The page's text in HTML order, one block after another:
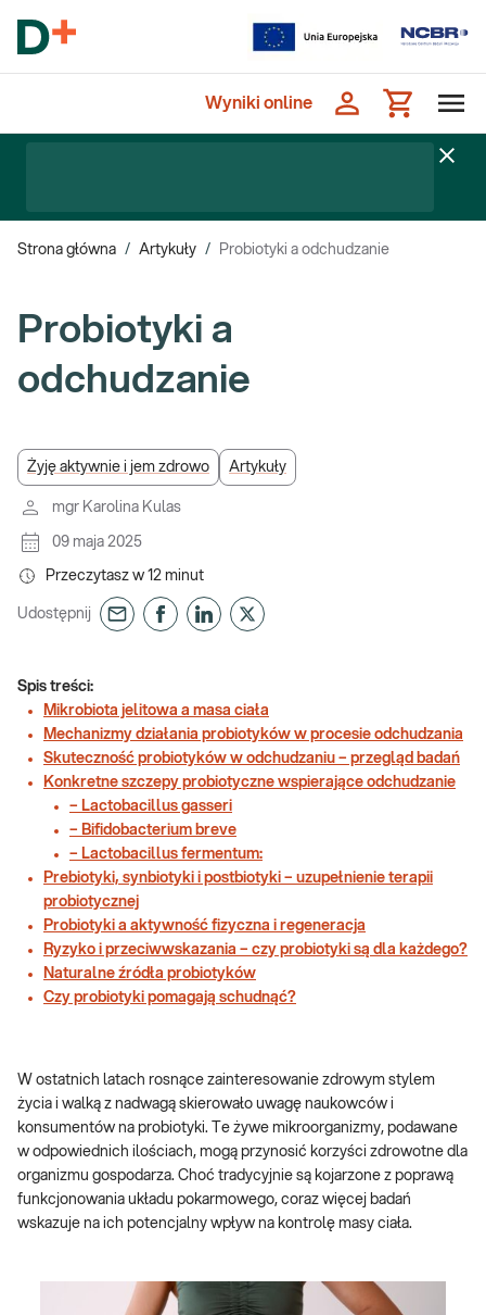
Wyniki online
Strona główna / Artykuły / Probiotyki a odchudzanie
Probiotyki a
odchudzanie
Żyję aktywnie i jem zdrowo Artykuły
mgr Karolina Kulas
09 maja 2025
Przeczytasz w 12 minut
Udostępnij
Spis treści:
Mikrobiota jelitowa a masa ciała
Mechanizmy działania probiotyków w procesie odchudzania
Skuteczność probiotyków w odchudzaniu – przegląd badań
Konkretne szczepy probiotyczne wspierające odchudzanie
– Lactobacillus gasseri
– Bifidobacterium breve
– Lactobacillus fermentum:
Prebiotyki, synbiotyki i postbiotyki – uzupełnienie terapii
probiotycznej
Probiotyki a aktywność fizyczna i regeneracja
Ryzyko i przeciwwskazania – czy probiotyki są dla każdego?
Naturalne źródła probiotyków
Czy probiotyki pomagają schudnąć?
W ostatnich latach rosnące zainteresowanie zdrowym stylem
życia i walką z nadwagą skierowało uwagę naukowców i
konsumentów na probiotyki. Te żywe mikroorganizmy, podawane
w odpowiednich ilościach, mogą przynosić korzyści zdrowotne dla
organizmu gospodarza. Choć tradycyjnie są kojarzone z poprawą
funkcjonowania układu pokarmowego, coraz więcej badań
wskazuje na ich potencjalny wpływ na kontrolę masy ciała.